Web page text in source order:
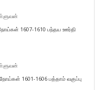
1607-1610 பந்தய ஊர்தி
1601-1606 பத்தாம் வகுப்பு